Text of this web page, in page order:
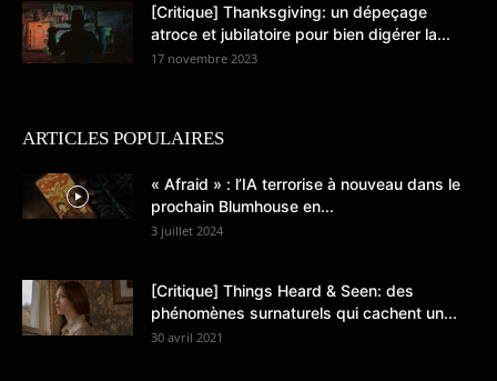
[Critique] Thanksgiving: un dépeçage
atroce et jubilatoire pour bien digérer la...
17 novembre 2023
ARTICLES POPULAIRES
« Afraid » : l’IA terrorise à nouveau dans le
prochain Blumhouse en...
3 juillet 2024
[Critique] Things Heard & Seen: des
phénomènes surnaturels qui cachent un...
30 avril 2021